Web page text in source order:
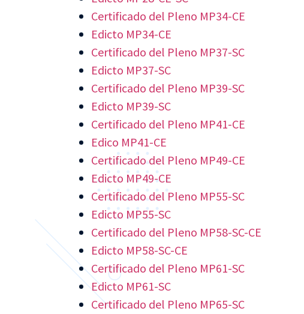
Certificado del Pleno MP34-CE
Edicto MP34-CE
Certificado del Pleno MP37-SC
Edicto MP37-SC
Certificado del Pleno MP39-SC
Edicto MP39-SC
Certificado del Pleno MP41-CE
Edico MP41-CE
Certificado del Pleno MP49-CE
Edicto MP49-CE
Certificado del Pleno MP55-SC
Edicto MP55-SC
Certificado del Pleno MP58-SC-CE
Edicto MP58-SC-CE
Certificado del Pleno MP61-SC
Edicto MP61-SC
Certificado del Pleno MP65-SC